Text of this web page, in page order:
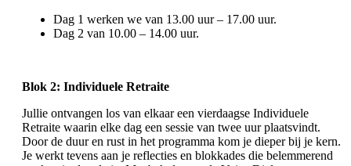
Dag 1 werken we van 13.00 uur – 17.00 uur.
Dag 2 van 10.00 – 14.00 uur.
Blok 2: Individuele Retraite
Jullie ontvangen los van elkaar een vierdaagse Individuele
Retraite waarin elke dag een sessie van twee uur plaatsvindt.
Door de duur en rust in het programma kom je dieper bij je kern.
Je werkt tevens aan je reflecties en blokkades die belemmerend